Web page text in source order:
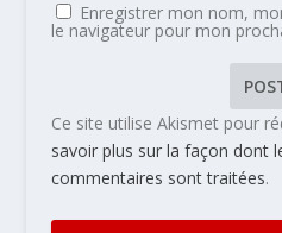
Enregistrer mon nom,
le navigateur pour mon
Ce site utilise Akismet pour
savoir plus sur la façon dont
commentaires sont traitées.